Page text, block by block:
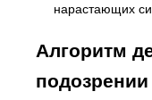
нарастающих
Алгоритм